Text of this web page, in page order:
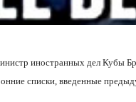
иностранных дел Кубы
списки, введенные